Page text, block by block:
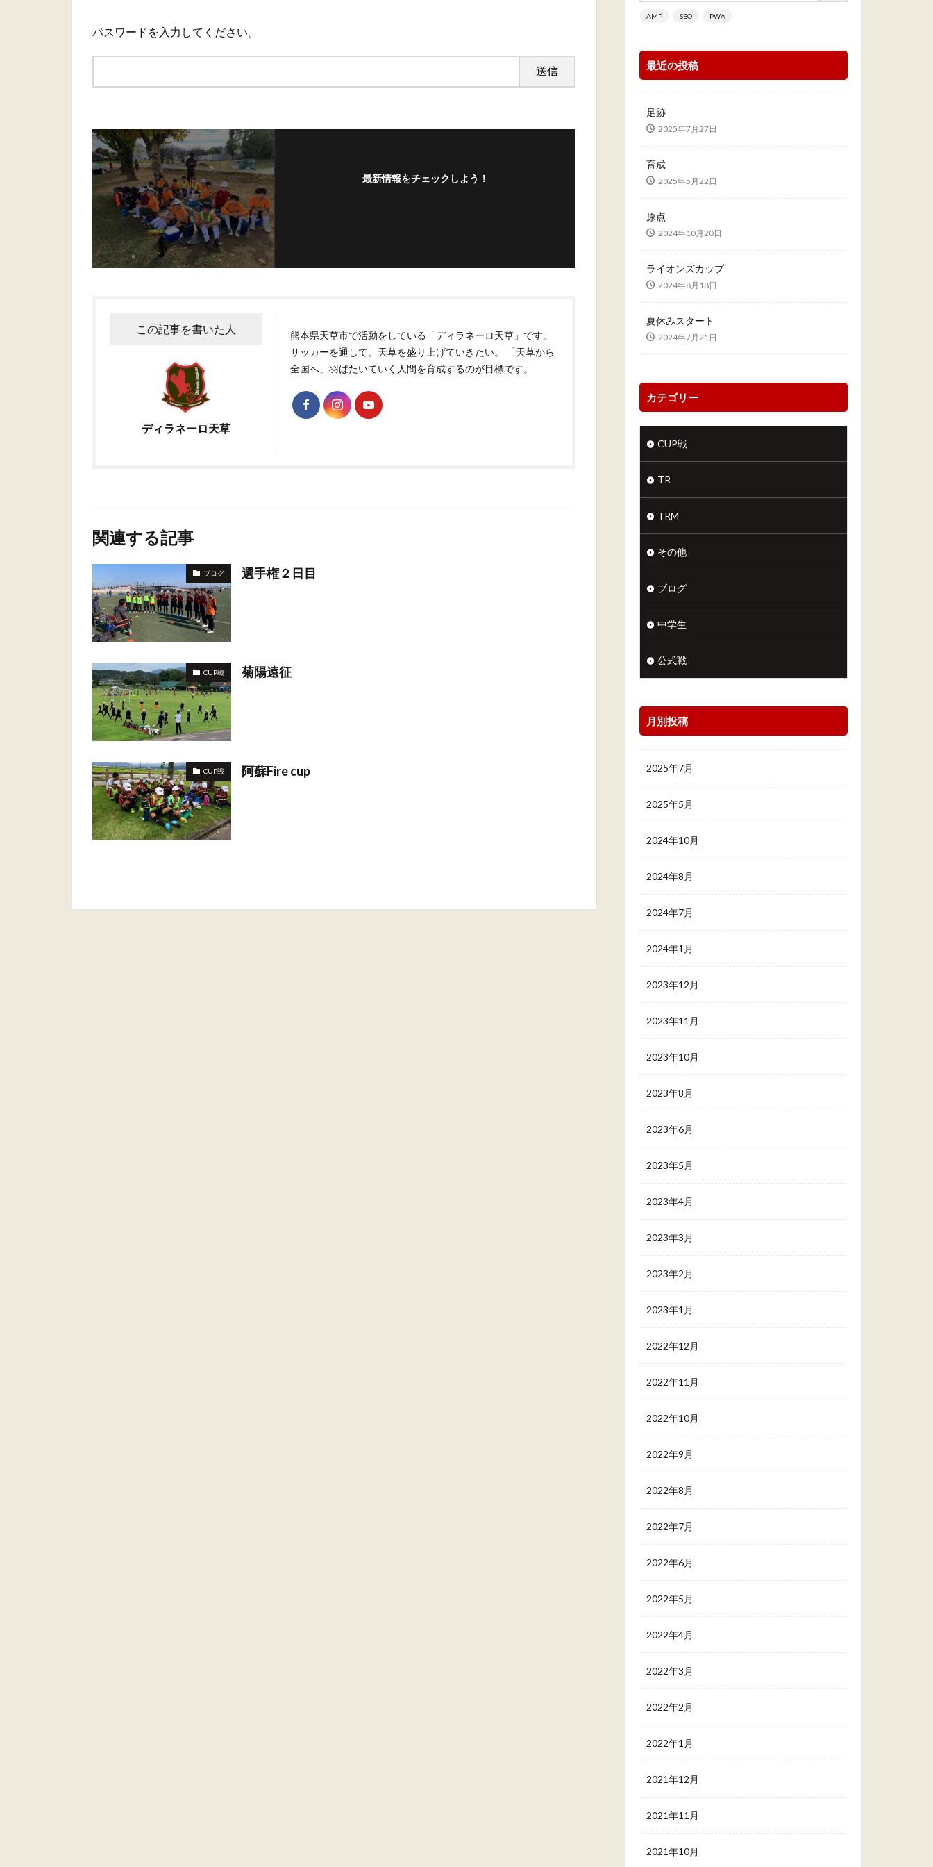
パスワードを入力してください。
最新情報をチェックしよう！
この記事を書いた人
ディラネーロ天草
熊本県天草市で活動をしている「ディラネーロ天草」です。
サッカーを通して、天草を盛り上げていきたい。 「天草から
全国へ」羽ばたいていく人間を育成するのが目標です。
関連する記事
ブログ 選手権２日目
CUP戦 菊陽遠征
CUP戦 阿蘇Fire cup
AMP SEO PWA
最近の投稿
足跡
2025年7月27日
育成
2025年5月22日
原点
2024年10月20日
ライオンズカップ
2024年8月18日
夏休みスタート
2024年7月21日
カテゴリー
CUP戦
TR
TRM
その他
ブログ
中学生
公式戦
月別投稿
2025年7月
2025年5月
2024年10月
2024年8月
2024年7月
2024年1月
2023年12月
2023年11月
2023年10月
2023年8月
2023年6月
2023年5月
2023年4月
2023年3月
2023年2月
2023年1月
2022年12月
2022年11月
2022年10月
2022年9月
2022年8月
2022年7月
2022年6月
2022年5月
2022年4月
2022年3月
2022年2月
2022年1月
2021年12月
2021年11月
2021年10月